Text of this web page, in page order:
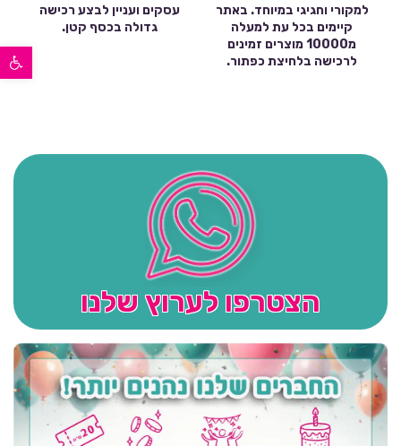
פתח סרגל נגישות
למקורי וחגיגי במיוחד. באתר
קיימים בכל עת למעלה
מ10000 מוצרים זמינים
לרכישה בלחיצת כפתור.
עסקים ועניין לבצע רכישה
גדולה בכסף קטן.
הצטרפו לערוץ שלנו